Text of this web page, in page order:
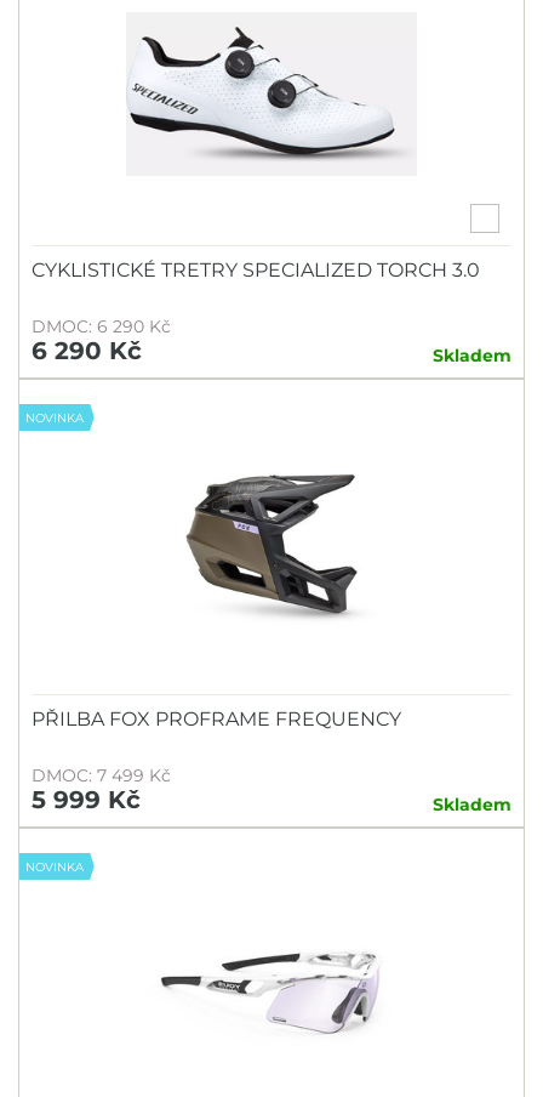
CYKLISTICKÉ TRETRY SPECIALIZED TORCH 3.0
DMOC: 6 290 Kč
6 290 Kč Skladem
NOVINKA
PŘILBA FOX PROFRAME FREQUENCY
DMOC: 7 499 Kč
5 999 Kč Skladem
NOVINKA